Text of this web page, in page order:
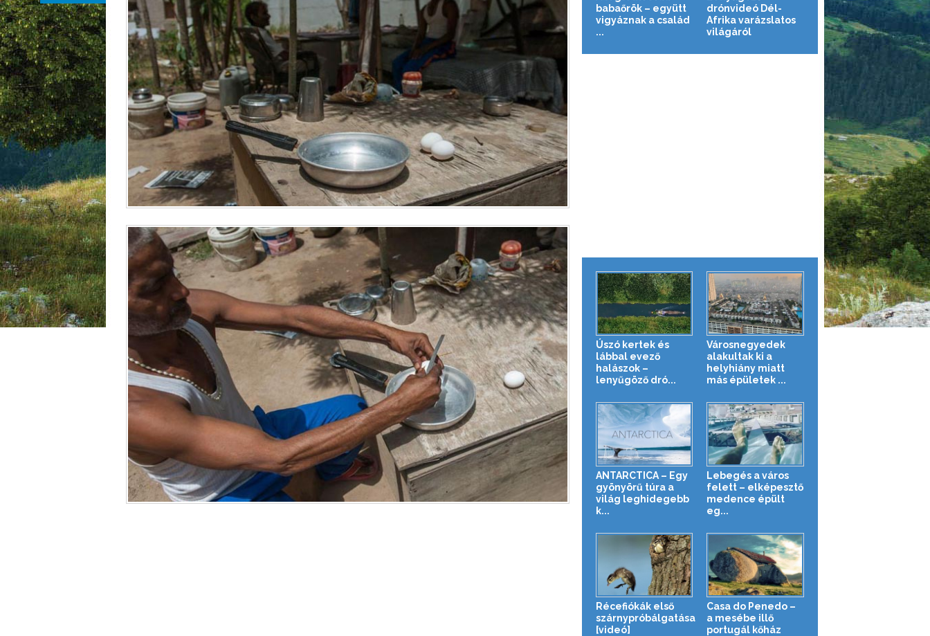
babaőrök – együtt
vigyáznak a család
...
drónvideó Dél-
Afrika varázslatos
világáról
Úszó kertek és
lábbal evező
halászok –
lenyűgöző dró...
Városnegyedek
alakultak ki a
helyhiány miatt
más épületek ...
ANTARCTICA – Egy
gyönyörű túra a
világ leghidegebb
k...
Lebegés a város
felett – elképesztő
medence épült
eg...
Récefiókák első
szárnypróbálgatása
[videó]
Casa do Penedo –
a mesébe illő
portugál kőház